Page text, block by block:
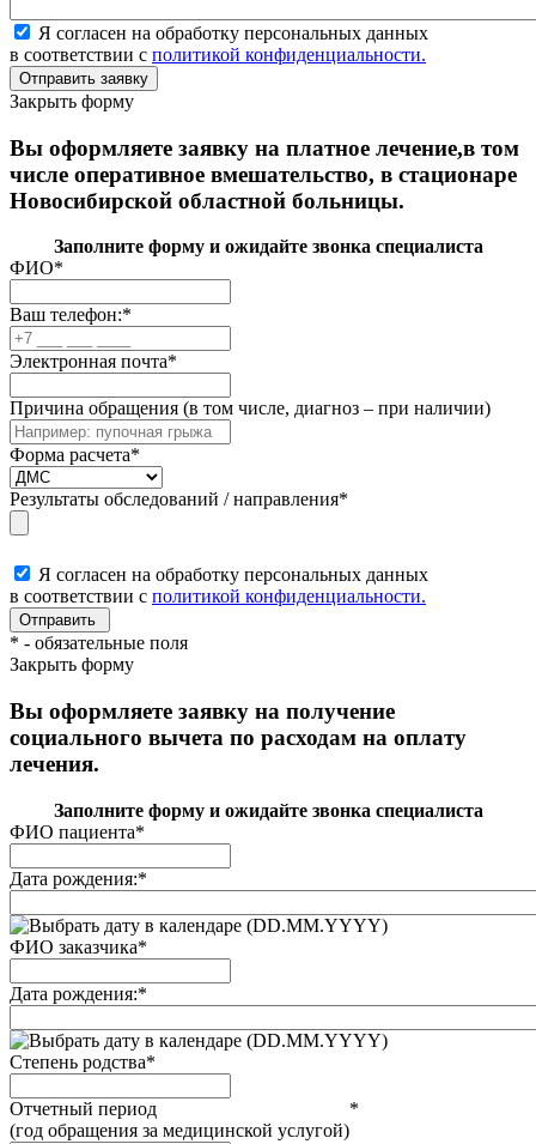
Я согласен на обработку персональных данных
в соответствии с политикой конфиденциальности.
Закрыть форму
Вы оформляете заявку на платное лечение,в том
числе оперативное вмешательство, в стационаре
Новосибирской областной больницы.
Заполните форму и ожидайте звонка специалиста
ФИО*
Ваш телефон:*
Электронная почта*
Причина обращения (в том числе, диагноз – при наличии)
Форма расчета*
Результаты обследований / направления*
Я согласен на обработку персональных данных
в соответствии с политикой конфиденциальности.
* - обязательные поля
Закрыть форму
Вы оформляете заявку на получение
социального вычета по расходам на оплату
лечения.
Заполните форму и ожидайте звонка специалиста
ФИО пациента*
Дата рождения:*
(DD.MM.YYYY)
ФИО заказчика*
Дата рождения:*
(DD.MM.YYYY)
Степень родства*
Отчетный период
(год обращения за медицинской услугой)
*